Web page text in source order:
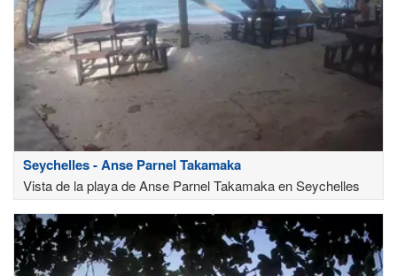
Seychelles - Anse Parnel Takamaka
Vista de la playa de Anse Parnel Takamaka en Seychelles